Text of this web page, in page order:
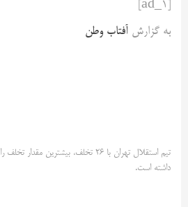
به گزارش آفتاب وطن
تیم استقلال تهران با ۲۶ تخلف، بیشترین
داشته است.